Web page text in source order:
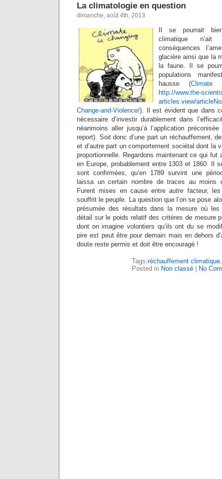
La climatologie en question
dimanche, août 4th, 2013
Il se pourrait
climatique
conséquences
glacière ainsi que la
la faune. Il se
populations
hausse (Climate
http://www.the-
articles.view/
Change-and-Violence/). Il est évident que dans
nécessaire d’investir durablement dans
néanmoins aller jusqu’à l’application
report). Soit donc d’une part un réchauffement,
et d’autre part un comportement sociétal dont la
proportionnelle. Regardons maintenant ce qui fut
en Europe, probablement entre 1303 et 1860. Il
sont confirmées, qu’en 1789 survint une
laissa un certain nombre de traces au moins
Furent mises en cause entreautre facteur,
souffrit le peuple. La question que l’on se pose
présumée des résultats dans la mesure où les
détail sur le poids relatif des critères de mesure
dont on imagine volontiers qu’ils ont du se
pire est peut être pour demain mais en dehors
doute reste permis et doit être encouragé !
Tags:réchauffement climatique
Posted in Non classé| No